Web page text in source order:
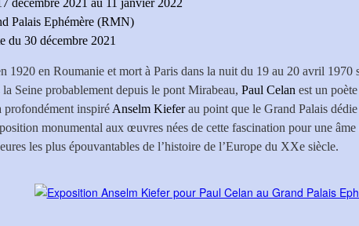
décembre 2021 au 11 janvier 2022
Palais Ephémère (RMN)
du 30 décembre 2021
1920 en Roumanie et mort à Paris dans la nuit du 19 au 20 avril 1970
la Seine probablement depuis le pont Mirabeau, Paul Celan est un
profondément inspiré Anselm Kieferau point que le Grand Palais dédie
monumental aux œuvres nées de cette fascination pour une âme
les plus épouvantables de l’histoire de l’Europe du XXe siècle.